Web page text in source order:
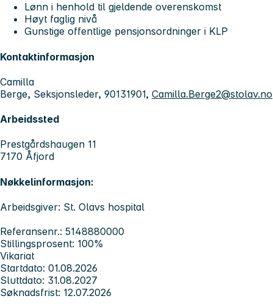
Lønn i henhold til gjeldende overenskomst
Høyt faglig nivå
Gunstige offentlige pensjonsordninger i KLP
Kontaktinformasjon
Camilla
Berge, Seksjonsleder, 90131901, Camilla.Berge2@stolav.no
Arbeidssted
Prestgårdshaugen 11
7170 Åfjord
Nøkkelinformasjon:
Arbeidsgiver: St. Olavs hospital
Referansenr.: 5148880000
Stillingsprosent: 100%
Vikariat
Startdato: 01.08.2026
Sluttdato: 31.08.2027
Søknadsfrist: 12.07.2026